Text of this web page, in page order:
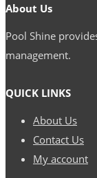
About Us
Pool Shine
management.
QUICK LINKS
About Us
Contact Us
My account